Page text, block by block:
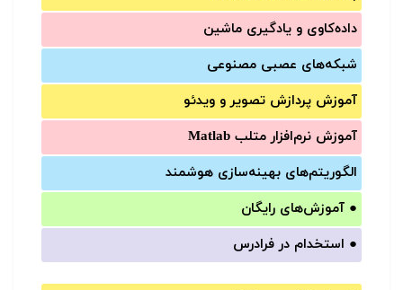
داده‌کاوی و یادگیری ماشین
شبکه‌های عصبی مصنوعی
آموزش‌ پردازش تصویر و ویدئو
آموزش‌ نرم‌افزار متلب Matlab
الگوریتم‌های بهینه‌سازی هوشمند
● آموزش‌های رایگان
● استخدام در فرادرس